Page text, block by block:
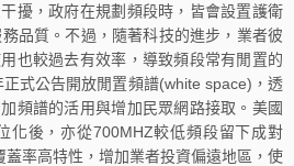
，政府在規劃頻段時，皆會設置護衛
品質。不過，隨著科技的進步，業者彼
也較過去有效率，導致頻段常有閒置的
式公告開放閒置頻譜(white space)，透
頻譜的活用與增加民眾網路接取。美國
化後，亦從700MHZ較低頻段留下成對
率高特性，增加業者投資偏遠地區，使